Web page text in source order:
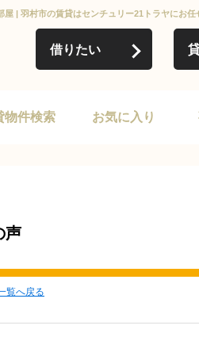
| 羽村市の賃貸はセンチュリー21トラヤにお任
借りたい
物件検索 お気に入り
声
覧へ戻る